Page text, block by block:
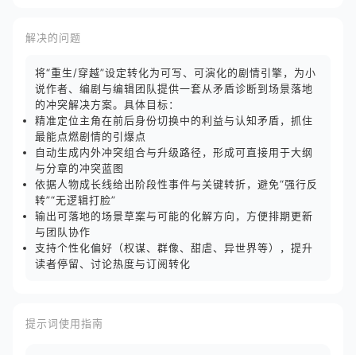
解决的问题
将“重生/穿越”设定转化为可写、可演化的剧情引擎，为小
说作者、编剧与编辑团队提供一套从矛盾诊断到场景落地
的冲突解决方案。具体目标：
精准定位主角在前后身份切换中的利益与认知矛盾，抓住
最能点燃剧情的引爆点
自动生成内外冲突组合与升级路径，形成可直接用于大纲
与分章的冲突蓝图
依据人物成长线给出阶段性事件与关键转折，避免“强行反
转”“无逻辑打脸”
输出可落地的场景草案与可能的化解方向，方便排期更新
与团队协作
支持个性化偏好（权谋、群像、甜虐、异世界等），提升
读者停留、讨论热度与订阅转化
提示词使用指南